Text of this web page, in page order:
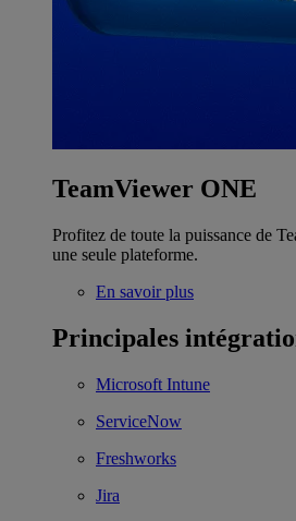
TeamViewer ONE
Profitez de toute la puissance de
une seule plateforme.
En savoir plus
Principales
Microsoft Intune
ServiceNow
Freshworks
Jira